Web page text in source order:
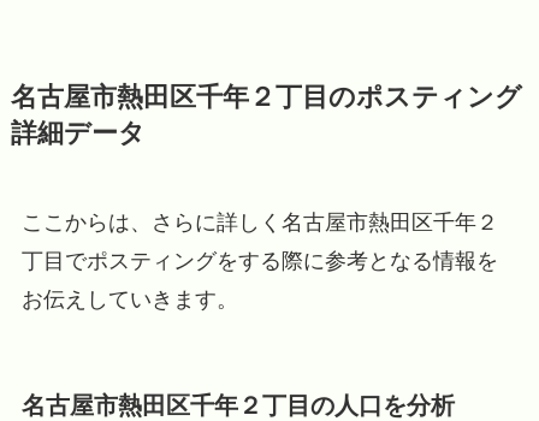
名古屋市熱田区千年２丁目のポスティング
詳細データ
ここからは、さらに詳しく名古屋市熱田区千年２
丁目でポスティングをする際に参考となる情報を
お伝えしていきます。
名古屋市熱田区千年２丁目の人口を分析